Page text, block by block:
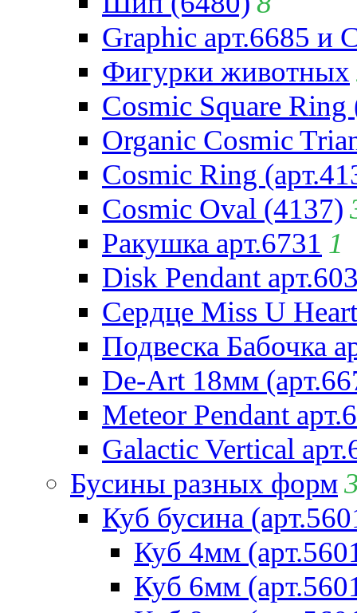
Graphic арт.6685 и
Фигурки животных
Cosmic Square Ring
Organic Cosmic
Cosmic Ring
Cosmic Oval (4137)
Ракушка арт.6731 1
Disk Pendant
Сердце Miss U
Подвеска Бабочка
De-Art 18мм
Meteor Pendant
Galactic Vertical
Бусины разных форм
Куб бусина
Куб 4мм
Куб 6мм